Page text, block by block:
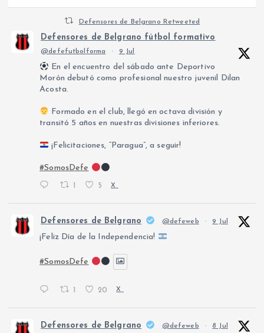
Defensores de Belgrano Retweeted
Defensores de Belgrano fútbol formativo
@defefutbolforma · 9 Jul
En el encuentro del sábado ante Deportivo
Morón debutó como profesional nuestro juvenil Dilan
Acosta.
Formado en el club, llegó en octava división y
transitó 5 años en nuestras divisiones inferiores.
¡Felicitaciones, “Paragua”, a seguir!
#SomosDefe
5 X
Defensores de Belgrano @defeweb · 9 Jul
¡Feliz Día de la Independencia!
#SomosDefe
1 20 X
Defensores de Belgrano @defeweb · 8 Jul